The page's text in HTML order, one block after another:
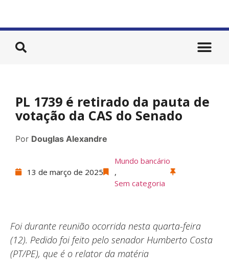
PL 1739 é retirado da pauta de
votação da CAS do Senado
Por Douglas Alexandre
13 de março de 2025
Mundo bancário
,
Sem categoria
Foi durante reunião ocorrida nesta quarta-feira
(12). Pedido foi feito pelo senador Humberto Costa
(PT/PE), que é o relator da matéria